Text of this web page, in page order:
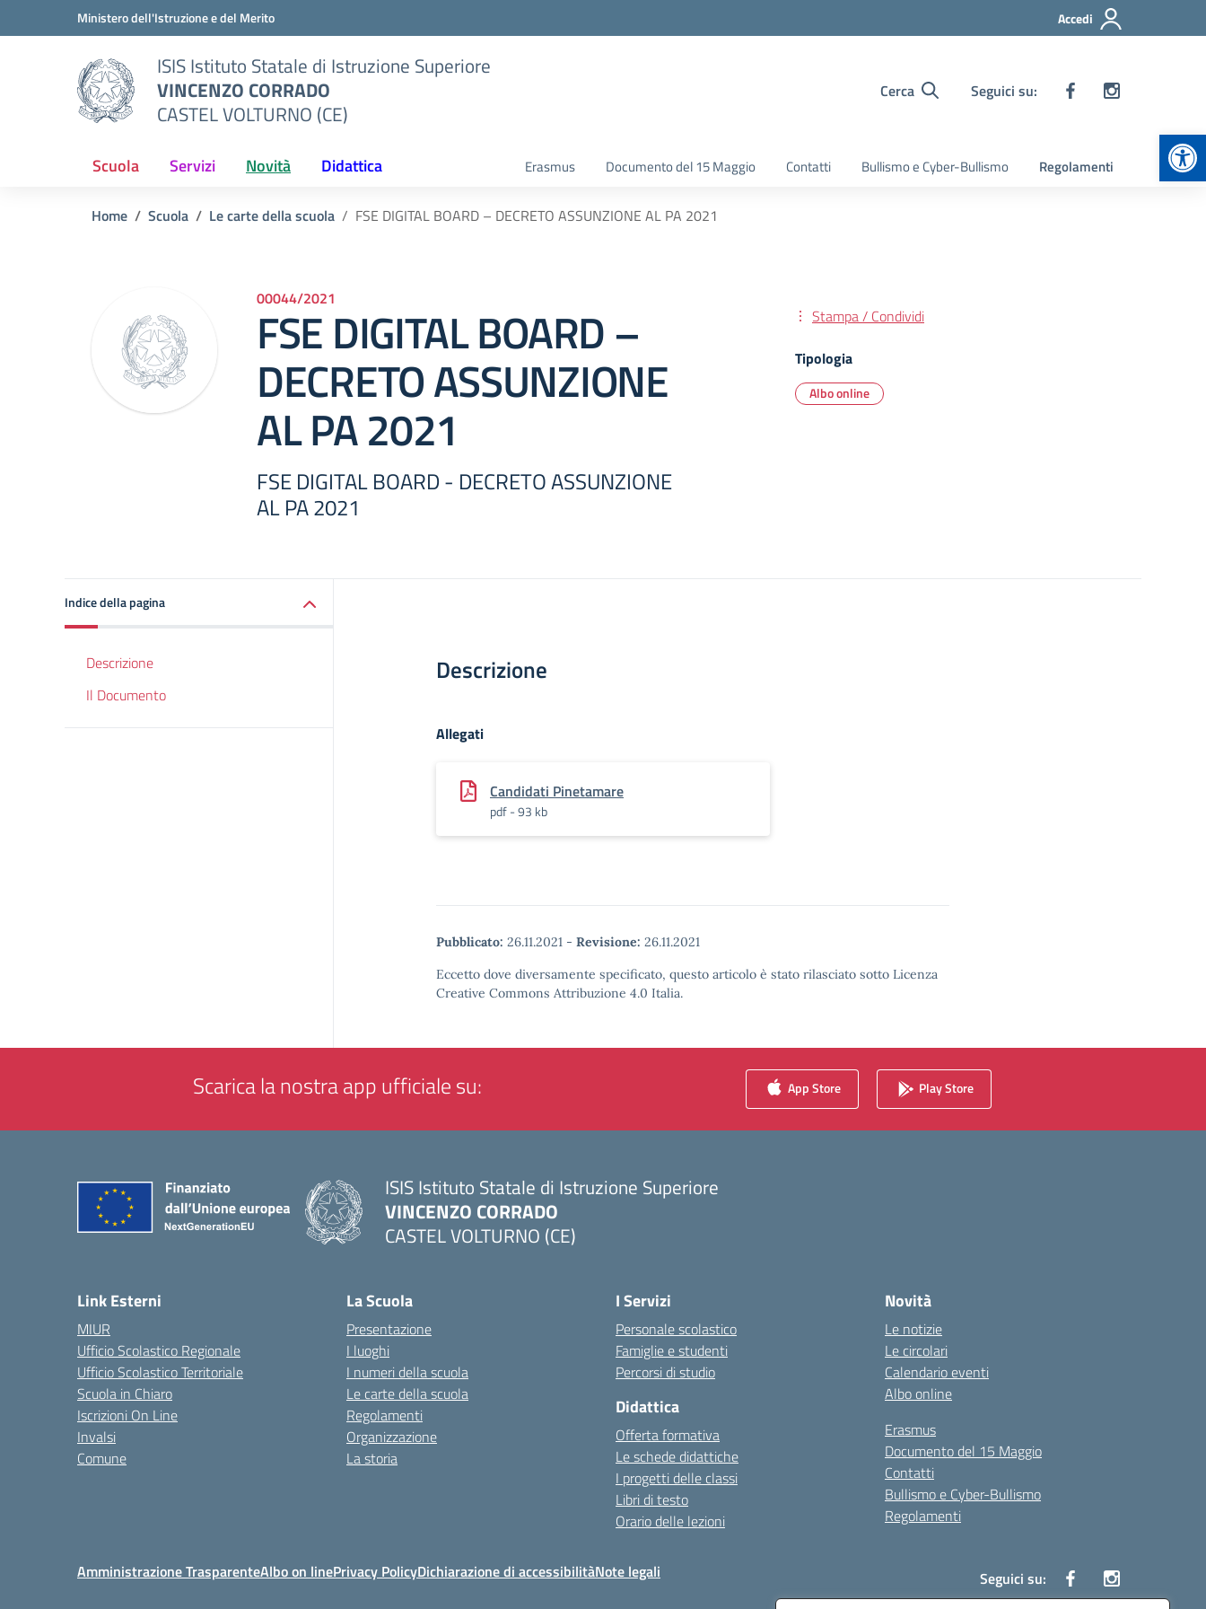
Vai ai contenuti
Vai al menu di navigazioneMinistero dell'Istruzione e del Merito Accedi
ISIS Istituto Statale di Istruzione Superiore
VINCENZO CORRADO
CASTEL VOLTURNO (CE)
Cerca Seguici su:
Scuola Servizi Novità Didattica Erasmus Documento del 15 Maggio Contatti Bullismo e Cyber-Bullismo Regolamenti
Home Scuola Le carte della scuola FSE DIGITAL BOARD – DECRETO ASSUNZIONE AL PA 2021
00044/2021
FSE DIGITAL BOARD –
DECRETO ASSUNZIONE
AL PA 2021
FSE DIGITAL BOARD - DECRETO ASSUNZIONE
AL PA 2021
Stampa / Condividi
Tipologia
Albo online
Indice della pagina
Descrizione
Il Documento
Descrizione
Allegati
Candidati Pinetamare
pdf - 93 kb
Pubblicato: 26.11.2021 - Revisione: 26.11.2021
Eccetto dove diversamente specificato, questo articolo è stato rilasciato sotto Licenza
Creative Commons Attribuzione 4.0 Italia.
Scarica la nostra app ufficiale su: App Store Play Store
ISIS Istituto Statale di Istruzione Superiore
VINCENZO CORRADO
CASTEL VOLTURNO (CE)
Link Esterni
MIUR
Ufficio Scolastico Regionale
Ufficio Scolastico Territoriale
Scuola in Chiaro
Iscrizioni On Line
Invalsi
Comune
La Scuola
Presentazione
I luoghi
I numeri della scuola
Le carte della scuola
Regolamenti
Organizzazione
La storia
I Servizi
Personale scolastico
Famiglie e studenti
Percorsi di studio
Didattica
Offerta formativa
Le schede didattiche
I progetti delle classi
Libri di testo
Orario delle lezioni
Novità
Le notizie
Le circolari
Calendario eventi
Albo online
Erasmus
Documento del 15 Maggio
Contatti
Bullismo e Cyber-Bullismo
Regolamenti
Amministrazione TrasparenteAlbo on linePrivacy PolicyDichiarazione di accessibilitàNote legali Seguici su: